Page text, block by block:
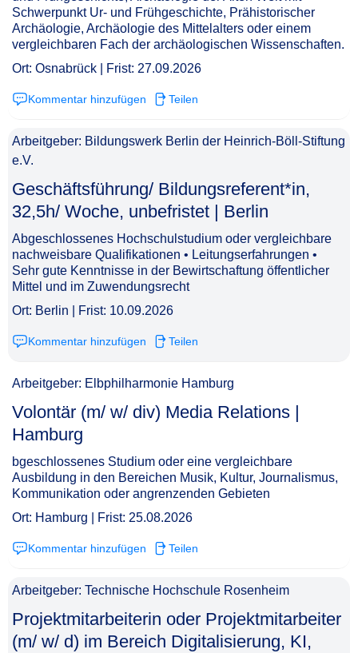
Schwerpunkt Ur- und Frühgeschichte, Prähistorischer
Archäologie, Archäologie des Mittelalters oder einem
vergleichbaren Fach der archäologischen Wissenschaften.
Ort: Osnabrück | Frist: 27.09.2026
Kommentar hinzufügen Teilen
Arbeitgeber: Bildungswerk Berlin der Heinrich-Böll-Stiftung
e.V.
Geschäftsführung/ Bildungsreferent*in,
32,5h/ Woche, unbefristet | Berlin​‌‌‌‌​‌​‌‌‌‌‌​​​‌‌​
Abgeschlossenes Hochschulstudium oder vergleichbare
nachweisbare Qualifikationen • Leitungserfahrungen •
Sehr gute Kenntnisse in der Bewirtschaftung öffentlicher
Mittel und im Zuwendungsrecht
Ort: Berlin | Frist: 10.09.2026
Kommentar hinzufügen Teilen
Arbeitgeber: Elbphilharmonie Hamburg
Volontär (m/ w/ div) Media Relations |
Hamburg​‌‌‌‌​‌​‌‌‌‌‌​​​‌​‌
bgeschlossenes Studium oder eine vergleichbare
Ausbildung in den Bereichen Musik, Kultur, Journalismus,
Kommunikation oder angrenzenden Gebieten
Ort: Hamburg | Frist: 25.08.2026
Kommentar hinzufügen Teilen
Arbeitgeber: Technische Hochschule Rosenheim
Projektmitarbeiterin oder Projektmitarbeiter
(m/ w/ d) im Bereich Digitalisierung, KI,